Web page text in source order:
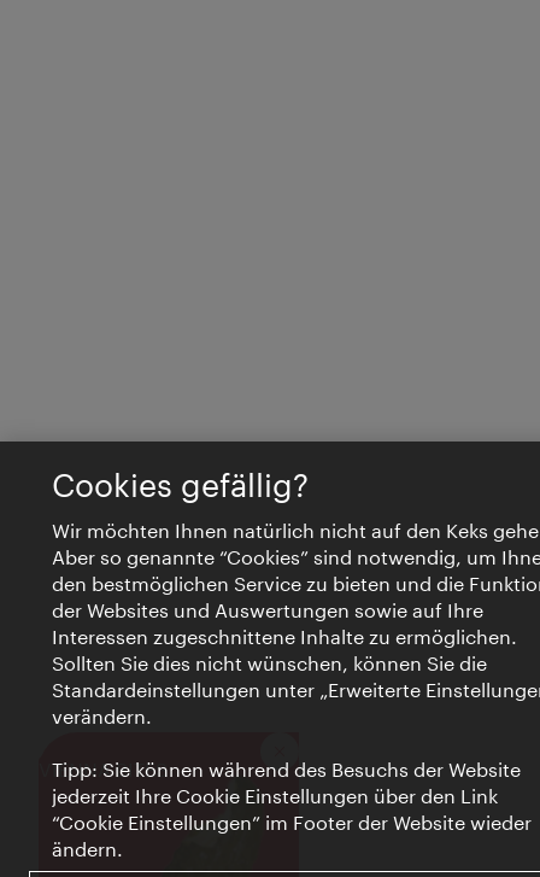
VIENNA BITES Schließen
Cookies gefällig?
Wir möchten Ihnen natürlich nicht auf den Keks
Aber so genannte “Cookies” sind notwendig, um
den bestmöglichen Service zu bieten und die
der Websites und Auswertungen sowie auf Ihre
Interessen zugeschnittene Inhalte zu ermöglichen.
Sollten Sie dies nicht wünschen, können Sie die
Standardeinstellungen unter „Erweiterte
verändern.
Tipp: Sie können während des Besuchs der Website
jederzeit Ihre Cookie Einstellungen über den Link
“Cookie Einstellungen” im Footer der Website wieder
ändern.